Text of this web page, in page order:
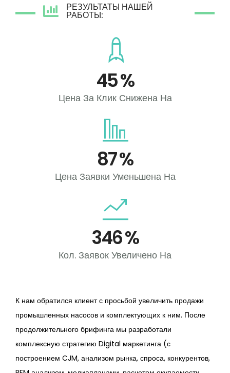
РЕЗУЛЬТАТЫ НАШЕЙ
РАБОТЫ:
45%
Цена За Клик Снижена На
87%
Цена Заявки Уменьшена На
346%
Кол. Заявок Увеличено На
К нам обратился клиент с просьбой увеличить продажи
промышленных насосов и комплектующих к ним. После
продолжительного брифинга мы разработали
комплексную стратегию Digital маркетинга (с
построением CJM, анализом рынка, спроса, конкурентов,